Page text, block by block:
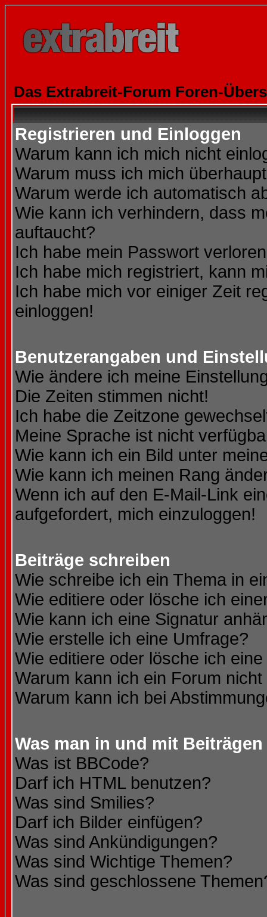
Das Extrabreit-Forum Foren-
Registrieren und Einloggen
Warum kann ich mich nicht
Warum muss ich mich
Warum werde ich automatisch
Wie kann ich verhindern, dass
auftaucht?
Ich habe mein Passwort
Ich habe mich registriert, kann
Ich habe mich vor einiger Zeit
einloggen!
Benutzerangaben und
Wie ändere ich meine
Die Zeiten stimmen nicht!
Ich habe die Zeitzone
Meine Sprache ist nicht
Wie kann ich ein Bild unter
Wie kann ich meinen Rang
Wenn ich auf den E-Mail-Link
aufgefordert, mich einzuloggen!
Beiträge schreiben
Wie schreibe ich ein Thema in
Wie editiere oder lösche ich
Wie kann ich eine Signatur
Wie erstelle ich eine Umfrage?
Wie editiere oder lösche ich
Warum kann ich ein Forum
Warum kann ich bei
Was man in und mit
Was ist BBCode?
Darf ich HTML benutzen?
Was sind Smilies?
Darf ich Bilder einfügen?
Was sind Ankündigungen?
Was sind Wichtige Themen?
Was sind geschlossene